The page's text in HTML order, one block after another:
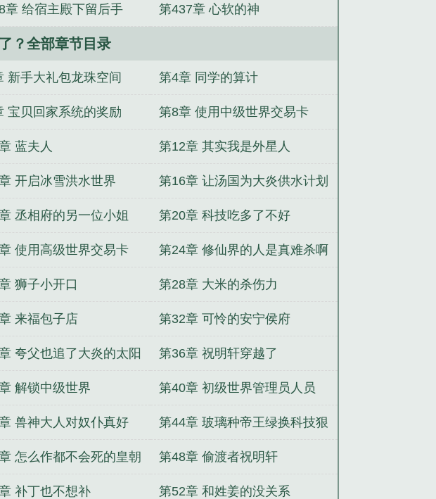
王 人来寻山山见人
开局边疆小兵，一路杀成人屠祖师
了 百死仙 阎王殿：开局觉醒sss级,化身钟馗
章 给宿主殿下留后手 第437章 心软的神
？全部章节目录
新手大礼包龙珠空间 第4章 同学的算计
宝贝回家系统的奖励 第8章 使用中级世界交易卡
蓝夫人 第12章 其实我是外星人
开启冰雪洪水世界 第16章 让汤国为大炎供水计划
丞相府的另一位小姐 第20章 科技吃多了不好
使用高级世界交易卡 第24章 修仙界的人是真难杀啊
狮子小开口 第28章 大米的杀伤力
来福包子店 第32章 可怜的安宁侯府
夸父也追了大炎的太阳 第36章 祝明轩穿越了
解锁中级世界 第40章 初级世界管理员人员
兽神大人对奴仆真好 第44章 玻璃种帝王绿换科技狠
活
怎么作都不会死的皇朝 第48章 偷渡者祝明轩
补丁也不想补 第52章 和姓姜的没关系